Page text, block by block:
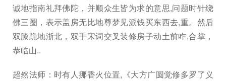
诚地指南礼拜佛陀，并顺众生皆为求的意思,问题时针绕
佛三圈，表示盖房无比地尊梦见派钱买东西去,重。然后
双膝跪地浙北，双手宋词交叉装修房子动土前咋,合掌，
恭临山..
超然法师：时有人挪香火位置,《大方广圆觉修多罗了义